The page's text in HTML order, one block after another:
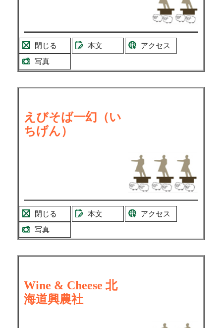
閉じる 本文
アクセス
写真
えびそば一幻（い
ちげん）
閉じる 本文
アクセス
写真
Wine & Cheese 北
海道興農社